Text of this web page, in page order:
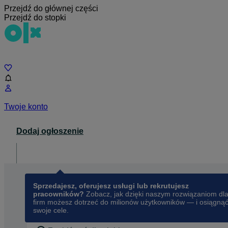
Przejdź do głównej części
Przejdź do stopki
Twoje konto
Dodaj ogłoszenie
Sprzedajesz, oferujesz usługi lub rekrutujesz
pracowników? Zobacz, jak dzięki naszym rozwiązaniom dla
firm możesz dotrzeć do milionów użytkowników — i osiągnąć
swoje cele.